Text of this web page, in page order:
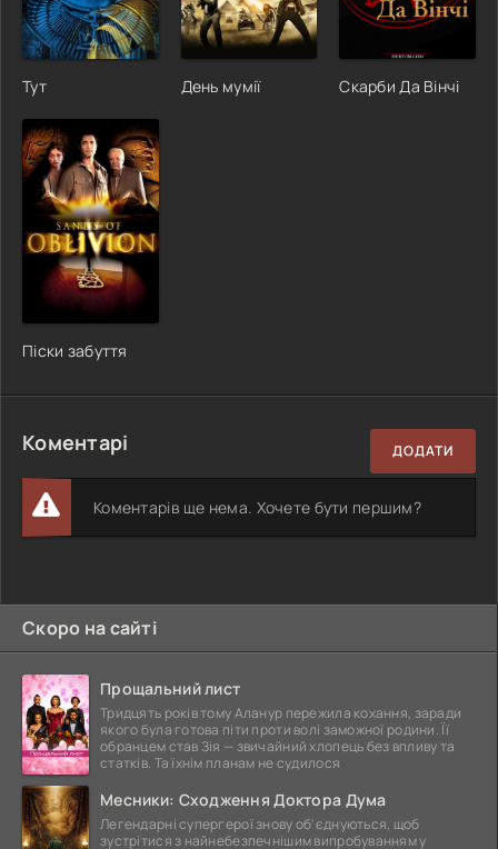
Тут День мумії Скарби Да Вінчі
Піски забуття
Коментарі ДОДАТИ
Коментарів ще нема. Хочете бути першим?
Скоро на сайті
Прощальний лист
Тридцять років тому Аланур пережила кохання, заради
якого була готова піти проти волі заможної родини. Її
обранцем став Зія — звичайний хлопець без впливу та
статків. Та їхнім планам не судилося
Месники: Сходження Доктора Дума
Легендарні супергерої знову об'єднуються, щоб
зустрітися з найнебезпечнішим випробуванням у